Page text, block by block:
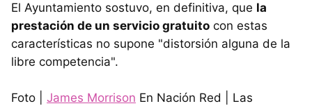
El Ayuntamiento sostuvo, en definitiva, que la
prestación de un servicio gratuito con estas
características no supone "distorsión alguna de la
libre competencia".
Foto | James Morrison En Nación Red | Las